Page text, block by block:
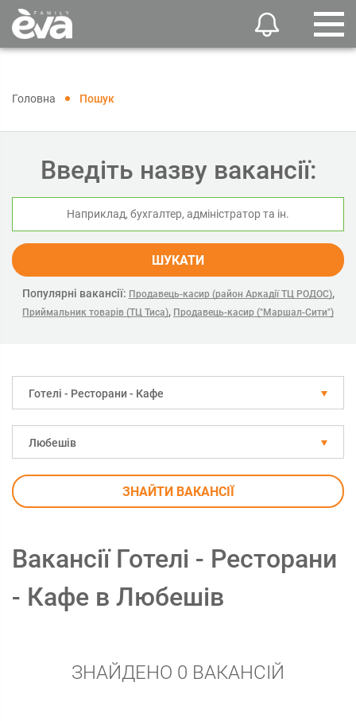
Головна Пошук
Введіть назву вакансії:
ШУКАТИ
Популярні вакансії: Продавець-касир (район Аркадії ТЦ РОДОС),
Приймальник товарів (ТЦ Тиса), Продавець-касир ("Маршал-Сити")
Готелі - Ресторани - Кафе
Любешів
ЗНАЙТИ ВАКАНСІЇ
Вакансії Готелі - Ресторани
- Кафе в Любешів
ЗНАЙДЕНО 0 ВАКАНСІЙ